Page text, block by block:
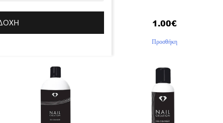
1.00€
Προσθήκη